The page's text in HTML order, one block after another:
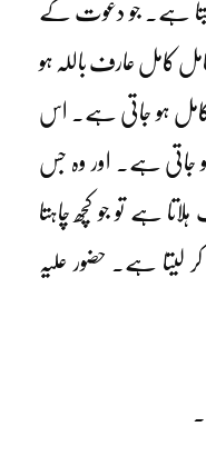
دیتا ہے۔ جو دعوت کے
کامل عارف باللہ ہو
کامل ہو جاتی ہے۔ اس
جاتی ہے۔ اور وہ جس
ہے تو جو کچھ چاہتا
لیتا ہے۔ حضور علیہ